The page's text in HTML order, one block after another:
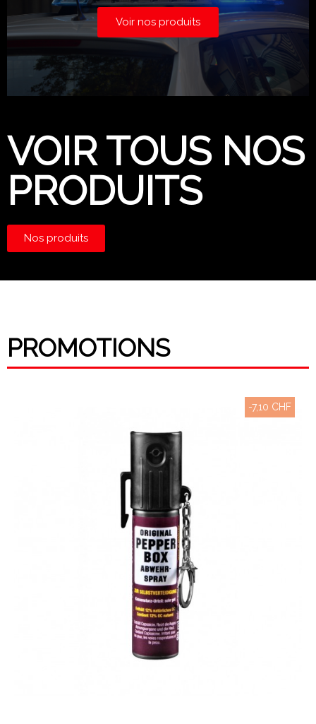
Voir nos produits
VOIR TOUS NOS
PRODUITS
Nos produits
PROMOTIONS
-7,10 CHF